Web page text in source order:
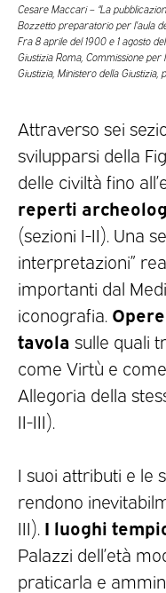
Cesare Maccari – “La
Bozzetto preparatorio per l’aula
Fra 8 aprile del 1900 e 1 agosto
Giustizia Roma, Commissione
Giustizia, Ministero della
Attraverso sei
svilupparsi della
delle civiltà fino
reperti
(sezioni I-II). Una
interpretazioni”
importanti dal
iconografia.
tavola sulle quali
come Virtù e
Allegoria della
II-III).
I suoi attributi e le
rendono
III). I luoghi
Palazzi dell’età
praticarla e